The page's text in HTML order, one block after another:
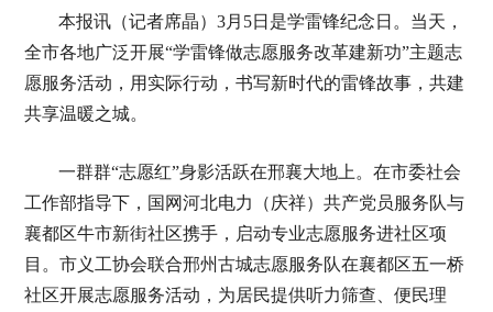
本报讯（记者席晶）3月5日是学雷锋纪念日。当天，
全市各地广泛开展“学雷锋做志愿服务改革建新功”主题志
愿服务活动，用实际行动，书写新时代的雷锋故事，共建
共享温暖之城。
一群群“志愿红”身影活跃在邢襄大地上。在市委社会
工作部指导下，国网河北电力（庆祥）共产党员服务队与
襄都区牛市新街社区携手，启动专业志愿服务进社区项
目。市义工协会联合邢州古城志愿服务队在襄都区五一桥
社区开展志愿服务活动，为居民提供听力筛查、便民理